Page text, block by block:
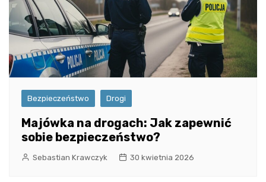
Bezpieczeństwo Drogi
Majówka na drogach: Jak zapewnić
sobie bezpieczeństwo?
Sebastian Krawczyk 30 kwietnia 2026